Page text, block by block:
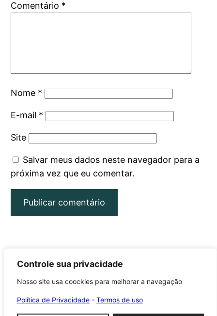
Controle sua privacidade
Nosso site usa coockies para melhorar a navegação
Política de Privacidade - Termos de uso
Comentário *
Nome *
E-mail *
Site
Salvar meus dados neste navegador para a
próxima vez que eu comentar.